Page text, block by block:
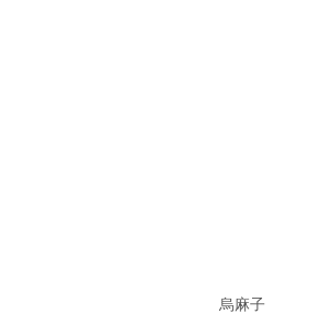
烏麻子